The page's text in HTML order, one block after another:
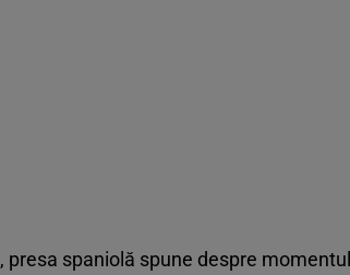
presa spaniolă spune despre